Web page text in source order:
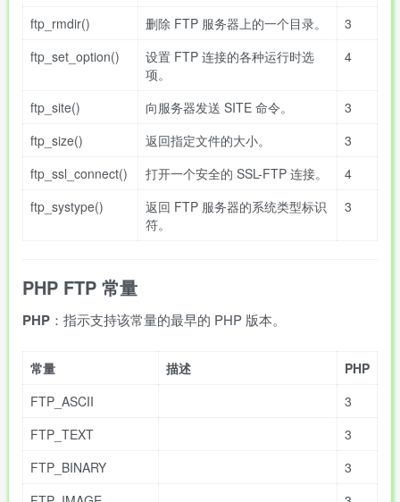
ftp_rmdir() 删除 FTP 服务器上的一个目录。
3
ftp_set_option()
设置 FTP 连接的各种运行时选
项。
4
ftp_site() 向服务器发送 SITE 命令。
3
ftp_size()
返回指定文件的大小。
3
ftp_ssl_connect()
打开一个安全的 SSL-FTP 连接。
4
ftp_systype()
返回 FTP 服务器的系统类型标识
符。
3
PHP FTP 常量
PHP ：指示支持该常量的最早的 PHP 版本。
常量 描述
PHP
FTP_ASCII
3
FTP_TEXT
3
FTP_BINARY
3